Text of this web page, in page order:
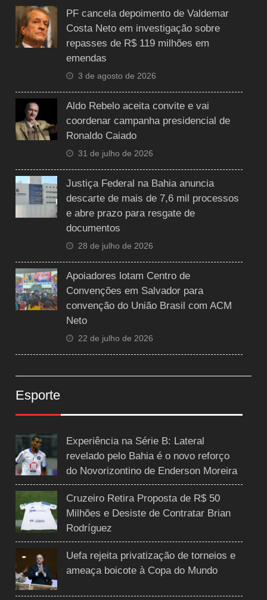
PF cancela depoimento de Valdemar
Costa Neto em investigação sobre
repasses de R$ 119 milhões em
emendas
3 de agosto de 2026
Aldo Rebelo aceita convite e vai
coordenar campanha presidencial de
Ronaldo Caiado
31 de julho de 2026
Justiça Federal na Bahia anuncia
descarte de mais de 7,6 mil processos
e abre prazo para resgate de
documentos
28 de julho de 2026
Apoiadores lotam Centro de
Convenções em Salvador para
convenção do União Brasil com ACM
Neto
22 de julho de 2026
Esporte
Experiência na Série B: Lateral
revelado pelo Bahia é o novo reforço
do Novorizontino de Enderson Moreira
Cruzeiro Retira Proposta de R$ 50
Milhões e Desiste de Contratar Brian
Rodríguez
Uefa rejeita privatização de torneios e
ameaça boicote à Copa do Mundo